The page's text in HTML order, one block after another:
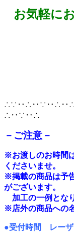
お気軽に
∴‥∵‥∴
－ご注意－
※お渡しのお時間
くださいませ。
※掲載の商品は予
がございます。
加工の一例とな
※店外の商品への
●受付時間 レー